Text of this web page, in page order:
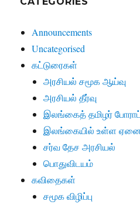
Announcements
Uncategorised
கட்டுரைகள்
அரசியல் சமூக ஆய்வு
அரசியல் தீர்வு
இலங்கைத் தமிழர்
இலங்கையில் உள்ள
சர்வ தேச அரசியல்
பொதுவிடயம்
கவிதைகள்
சமூக விழிப்பு